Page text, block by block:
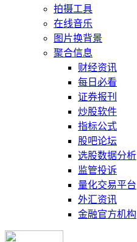
拍摄工具
在线音乐
图片换背景
聚合信息
财经资讯
每日必看
证券报刊
炒股软件
指标公式
股吧论坛
选股数据分析
监管投诉
量化交易平台
外汇资讯
金融官方机构